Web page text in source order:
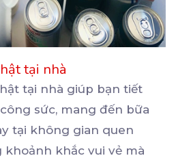
tại nhà
tại nhà giúp bạn tiết
sức, mang đến bữa
tại không gian quen
khắc vui vẻ mà